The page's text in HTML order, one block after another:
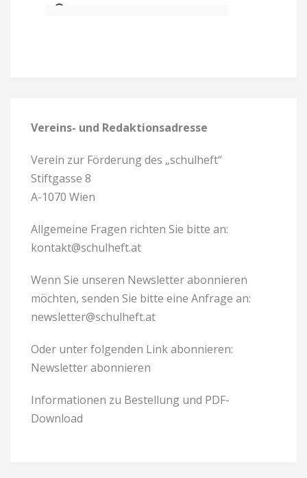
Vereins- und Redaktionsadresse
Verein zur Förderung des „schulheft“
Stiftgasse 8
A-1070 Wien
Allgemeine Fragen richten Sie bitte an:
kontakt@schulheft.at
Wenn Sie unseren Newsletter abonnieren
möchten, senden Sie bitte eine Anfrage an:
newsletter@schulheft.at
Oder unter folgenden Link abonnieren:
Newsletter abonnieren
Informationen zu Bestellung und PDF-
Download